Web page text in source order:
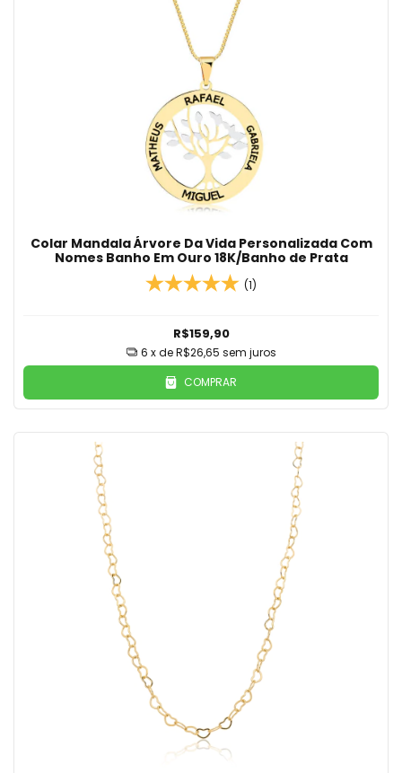
Colar Mandala Árvore Da Vida Personalizada Com
Nomes Banho Em Ouro 18K/Banho de Prata
(1)
R$159,90
6 x deR$26,65 sem juros
COMPRAR